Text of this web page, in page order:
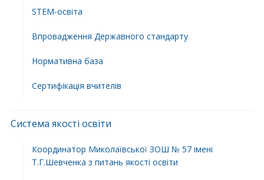
STEM-освіта
Впровадження Державного стандарту
Нормативна база
Сертифікація вчителів
Система якості освіти
Координатор Миколаївської ЗОШ № 57 імені
Т.Г.Шевченка з питань якості освіти